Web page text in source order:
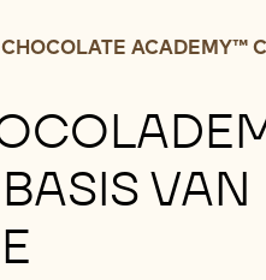
ACADEMY™
VAN